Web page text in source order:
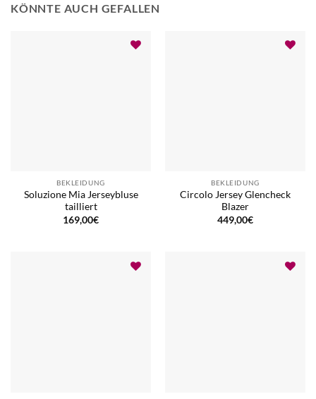
KÖNNTE AUCH GEFALLEN
BEKLEIDUNG
Soluzione Mia Jerseybluse
tailliert
169,00€
BEKLEIDUNG
Circolo Jersey Glencheck
Blazer
449,00€